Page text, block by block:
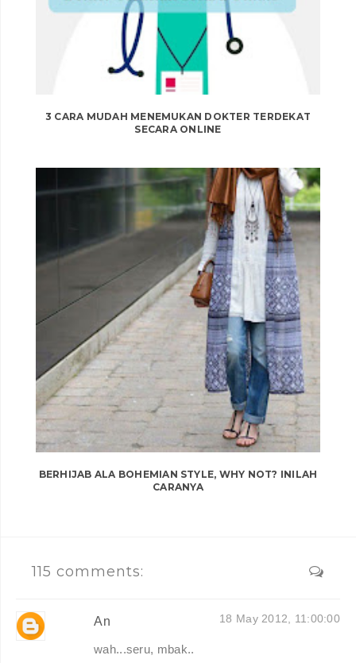
3 CARA MUDAH MENEMUKAN DOKTER TERDEKAT
SECARA ONLINE
BERHIJAB ALA BOHEMIAN STYLE, WHY NOT? INILAH
CARANYA
115 comments:
An 18 May 2012, 11:00:00
wah...seru, mbak..